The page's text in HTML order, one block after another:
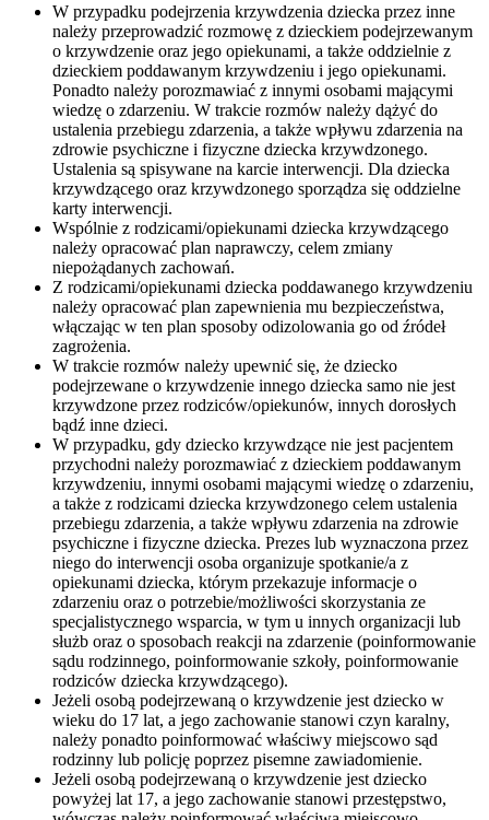
W przypadku podejrzenia krzywdzenia dziecka przez inne
należy przeprowadzić rozmowę z dzieckiem podejrzewanym
o krzywdzenie oraz jego opiekunami, a także oddzielnie z
dzieckiem poddawanym krzywdzeniu i jego opiekunami.
Ponadto należy porozmawiać z innymi osobami mającymi
wiedzę o zdarzeniu. W trakcie rozmów należy dążyć do
ustalenia przebiegu zdarzenia, a także wpływu zdarzenia na
zdrowie psychiczne i fizyczne dziecka krzywdzonego.
Ustalenia są spisywane na karcie interwencji. Dla dziecka
krzywdzącego oraz krzywdzonego sporządza się oddzielne
karty interwencji.
Wspólnie z rodzicami/opiekunami dziecka krzywdzącego
należy opracować plan naprawczy, celem zmiany
niepożądanych zachowań.
Z rodzicami/opiekunami dziecka poddawanego krzywdzeniu
należy opracować plan zapewnienia mu bezpieczeństwa,
włączając w ten plan sposoby odizolowania go od źródeł
zagrożenia.
W trakcie rozmów należy upewnić się, że dziecko
podejrzewane o krzywdzenie innego dziecka samo nie jest
krzywdzone przez rodziców/opiekunów, innych dorosłych
bądź inne dzieci.
W przypadku, gdy dziecko krzywdzące nie jest pacjentem
przychodni należy porozmawiać z dzieckiem poddawanym
krzywdzeniu, innymi osobami mającymi wiedzę o zdarzeniu,
a także z rodzicami dziecka krzywdzonego celem ustalenia
przebiegu zdarzenia, a także wpływu zdarzenia na zdrowie
psychiczne i fizyczne dziecka. Prezes lub wyznaczona przez
niego do interwencji osoba organizuje spotkanie/a z
opiekunami dziecka, którym przekazuje informacje o
zdarzeniu oraz o potrzebie/możliwości skorzystania ze
specjalistycznego wsparcia, w tym u innych organizacji lub
służb oraz o sposobach reakcji na zdarzenie (poinformowanie
sądu rodzinnego, poinformowanie szkoły, poinformowanie
rodziców dziecka krzywdzącego).
Jeżeli osobą podejrzewaną o krzywdzenie jest dziecko w
wieku do 17 lat, a jego zachowanie stanowi czyn karalny,
należy ponadto poinformować właściwy miejscowo sąd
rodzinny lub policję poprzez pisemne zawiadomienie.
Jeżeli osobą podejrzewaną o krzywdzenie jest dziecko
powyżej lat 17, a jego zachowanie stanowi przestępstwo,